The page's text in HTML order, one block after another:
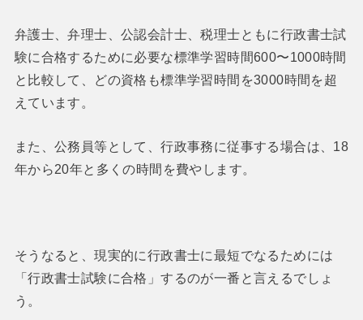
弁護士、弁理士、公認会計士、税理士ともに行政書士試
験に合格するために必要な標準学習時間600〜1000時間
と比較して、どの資格も標準学習時間を3000時間を超
えています。
また、公務員等として、行政事務に従事する場合は、18
年から20年と多くの時間を費やします。
そうなると、現実的に行政書士に最短でなるためには
「行政書士試験に合格」するのが一番と言えるでしょ
う。